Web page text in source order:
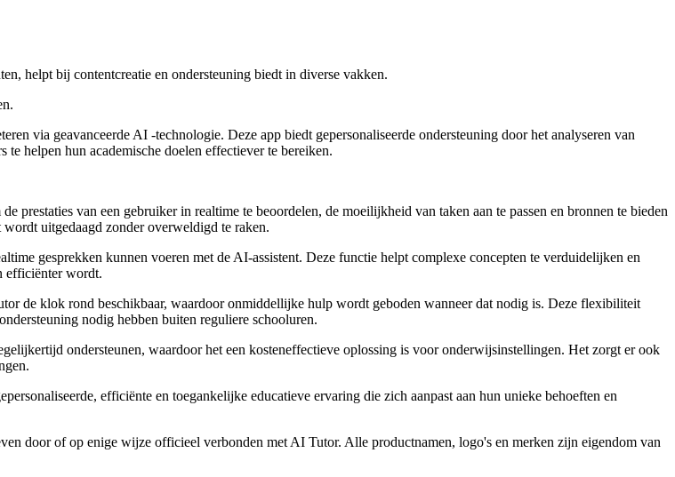
helpt bij contentcreatie en ondersteuning biedt in diverse vakken.
via geavanceerde AI -technologie. Deze app biedt gepersonaliseerde ondersteuning door het analyseren van
helpen hun academische doelen effectiever te bereiken.
van een gebruiker in realtime te beoordelen, de moeilijkheid van taken aan te passen en bronnen te bieden
uitgedaagd zonder overweldigd te raken.
gesprekken kunnen voeren met de AI-assistent. Deze functie helpt complexe concepten te verduidelijken en
efficiënter wordt.
de klok rond beschikbaar, waardoor onmiddellijke hulp wordt geboden wanneer dat nodig is. Deze flexibiliteit
nodig hebben buiten reguliere schooluren.
ondersteunen, waardoor het een kosteneffectieve oplossing is voor onderwijsinstellingen. Het zorgt er ook
efficiënte en toegankelijke educatieve ervaring die zich aanpast aan hun unieke behoeften en
door of op enige wijze officieel verbonden met AI Tutor. Alle productnamen, logo's en merken zijn eigendom van